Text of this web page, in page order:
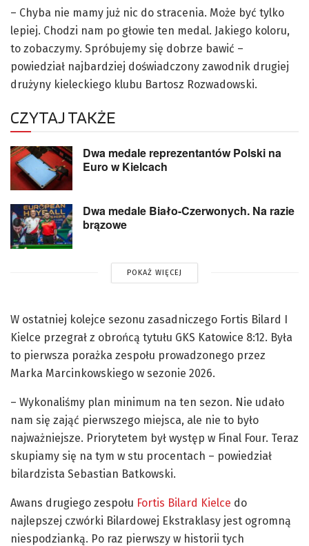
– Chyba nie mamy już nic do stracenia. Może być tylko
lepiej. Chodzi nam po głowie ten medal. Jakiego koloru,
to zobaczymy. Spróbujemy się dobrze bawić –
powiedział najbardziej doświadczony zawodnik drugiej
drużyny kieleckiego klubu Bartosz Rozwadowski.
CZYTAJ TAKŻE
Dwa medale reprezentantów Polski na
Euro w Kielcach
Dwa medale Biało-Czerwonych. Na razie
brązowe
POKAŻ WIĘCEJ
W ostatniej kolejce sezonu zasadniczego Fortis Bilard I
Kielce przegrał z obrońcą tytułu GKS Katowice 8:12. Była
to pierwsza porażka zespołu prowadzonego przez
Marka Marcinkowskiego w sezonie 2026.
– Wykonaliśmy plan minimum na ten sezon. Nie udało
nam się zająć pierwszego miejsca, ale nie to było
najważniejsze. Priorytetem był występ w Final Four. Teraz
skupiamy się na tym w stu procentach – powiedział
bilardzista Sebastian Batkowski.
Awans drugiego zespołu Fortis Bilard Kielce do
najlepszej czwórki Bilardowej Ekstraklasy jest ogromną
niespodzianką. Po raz pierwszy w historii tych